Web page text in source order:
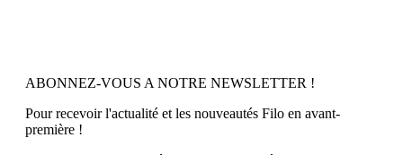
ABONNEZ-VOUS A NOTRE NEWSLETTER !
Pour recevoir l'actualité et les nouveautés Filo en avant-
première !